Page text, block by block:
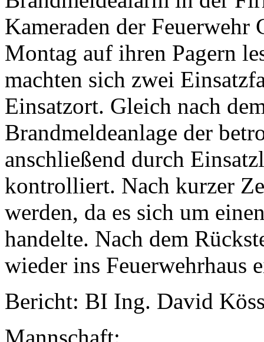
Firma IVS Holding,
Brandmeldealarm in der
Kameraden der Feuerwehr
Montag auf ihren Pagern
machten sich zwei
Einsatzort. Gleich nach
Brandmeldeanlage der
anschließend durch
kontrolliert. Nach kurzer
werden, da es sich um
handelte. Nach dem
wieder ins Feuerwehrhaus